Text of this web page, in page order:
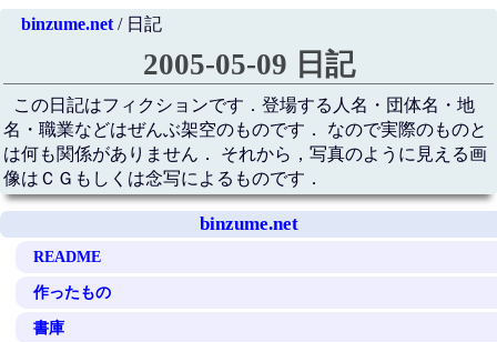
binzume.net/ 日記
2005-05-09 日記
この日記はフィクションです．登場する人名・団体名・地
名・職業などはぜんぶ架空のものです． なので実際のものと
は何も関係がありません． それから，写真のように見える画
像はＣＧもしくは念写によるものです．
binzume.net
README
作ったもの
書庫